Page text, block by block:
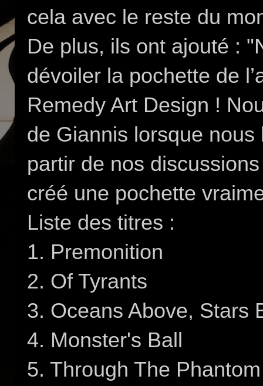
cela avec le reste du
De plus, ils ont ajouté :
dévoiler la pochette de
Remedy Art Design !
de Giannis lorsque nous
partir de nos
créé une pochette
Liste des titres :
1. Premonition
2. Of Tyrants
3. Oceans Above, Stars
4. Monster's Ball
5. Through The